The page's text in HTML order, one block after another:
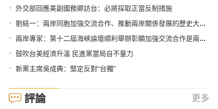
• 外交部回應美副國務卿訪台：必將採取正當反制措施
• 劉結一：兩岸同胞加強交流合作、推動兩岸關係發展的歷史大勢無法阻擋
• 兩岸專家：第十二屆海峽論壇順利舉辦彰顯加強交流合作是兩岸主流民意
• 鼓吹台美經濟升溫 民進黨當局自不量力
• 新黨主席吳成典：堅定反對“台獨”
評論 更多